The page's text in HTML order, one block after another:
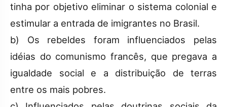
tinha por objetivo eliminar o sistema colonial e
estimular a entrada de imigrantes no Brasil.
b) Os rebeldes foram influenciados pelas
idéias do comunismo francês, que pregava a
igualdade social e a distribuição de terras
entre os mais pobres.